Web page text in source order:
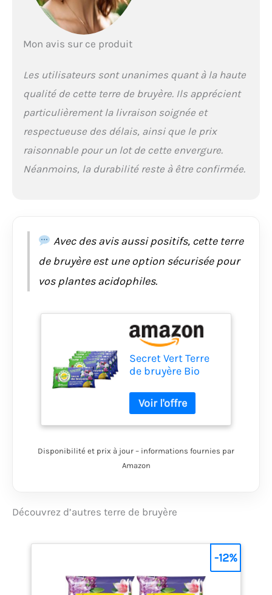
Mon avis sur ce produit
Les utilisateurs sont unanimes quant à la haute
qualité de cette terre de bruyère. Ils apprécient
particulièrement la livraison soignée et
respectueuse des délais, ainsi que le prix
raisonnable pour un lot de cette envergure.
Néanmoins, la durabilité reste à être confirmée.
Avec des avis aussi positifs, cette terre
de bruyère est une option sécurisée pour
vos plantes acidophiles.
Secret Vert Terre
de bruyère Bio
acidophiles 40
litres Lot de 5
Disponibilité et prix à jour – informations fournies par
Amazon
Découvrez d’autres terre de bruyère
-12%